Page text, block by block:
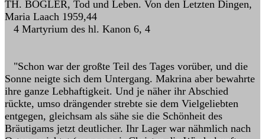
TH. BOGLER, Tod und Leben. Von den Letzten Dingen,
Maria Laach 1959,44
4 Martyrium des hl. Kanon 6, 4
"Schon war der großte Teil des Tages vorüber, und die
Sonne neigte sich dem Untergang. Makrina aber bewahrte
ihre ganze Lebhaftigkeit. Und je näher ihr Abschied
rückte, umso drängender strebte sie dem Vielgeliebten
entgegen, gleichsam als sähe sie die Schönheit des
Bräutigams jetzt deutlicher. Ihr Lager war nähmlich nach